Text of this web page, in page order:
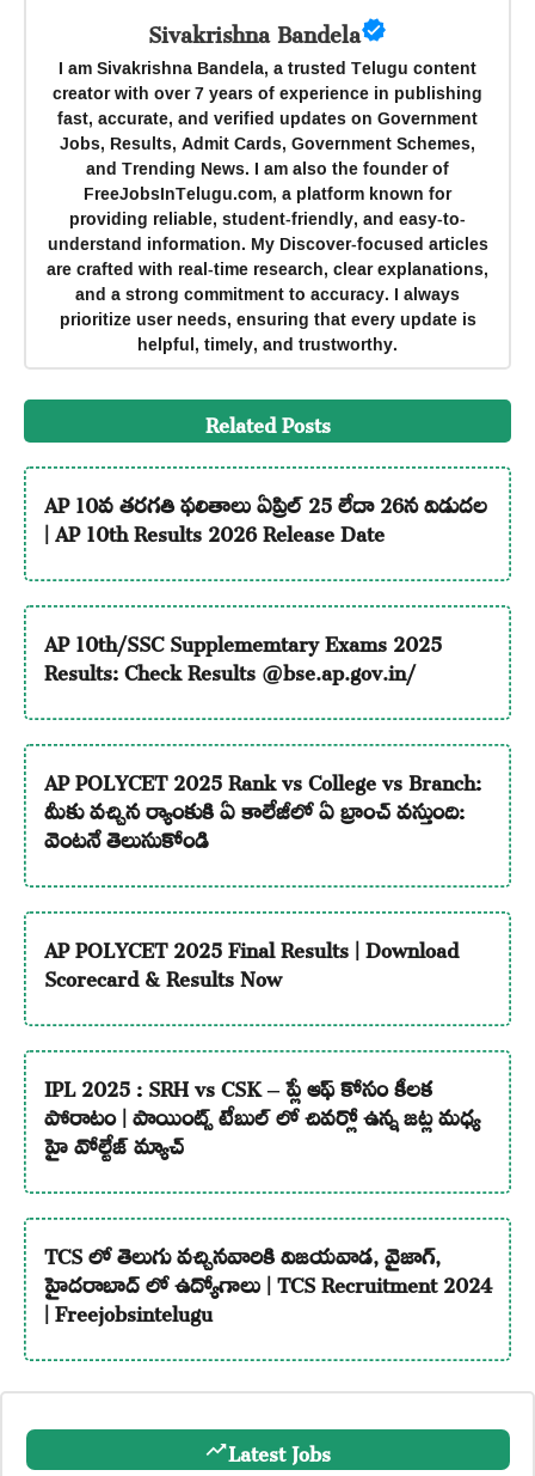
Sivakrishna Bandela
I am Sivakrishna Bandela, a trusted Telugu content
creator with over 7 years of experience in publishing
fast, accurate, and verified updates on Government
Jobs, Results, Admit Cards, Government Schemes,
and Trending News. I am also the founder of
FreeJobsInTelugu.com, a platform known for
providing reliable, student-friendly, and easy-to-
understand information. My Discover-focused articles
are crafted with real-time research, clear explanations,
and a strong commitment to accuracy. I always
prioritize user needs, ensuring that every update is
helpful, timely, and trustworthy.
Related Posts
AP 10వ తరగతి ఫలితాలు ఏప్రిల్ 25 లేదా 26న విడుదల
| AP 10th Results 2026 Release Date
AP 10th/SSC Supplememtary Exams 2025
Results: Check Results @bse.ap.gov.in/
AP POLYCET 2025 Rank vs College vs Branch:
మీకు వచ్చిన ర్యాంకుకి ఏ కాలేజీలో ఏ బ్రాంచ్ వస్తుంది:
వెంటనే తెలుసుకోండి
AP POLYCET 2025 Final Results | Download
Scorecard & Results Now
IPL 2025 : SRH vs CSK – ప్లే ఆఫ్ కోసం కీలక
పోరాటం | పాయింట్స్ టేబుల్ లో చివర్లో ఉన్న జట్ల మధ్య
హై వోల్టేజ్ మ్యాచ్
TCS లో తెలుగు వచ్చినవారికి విజయవాడ, వైజాగ్,
హైదరాబాద్ లో ఉద్యోగాలు | TCS Recruitment 2024
| Freejobsintelugu
Latest Jobs